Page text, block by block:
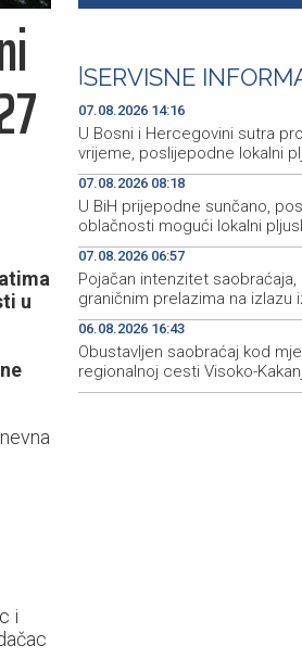
u
i
15:25
Na Sarajevskoj berzi
KM
SERVISNE
07.08.2026 14:16
U Bosni i Hercegovini sutra
vrijeme, poslijepodne lokalni
07.08.2026 08:18
U BiH prijepodne sunčano,
oblačnosti mogući lokalni
07.08.2026 06:57
Pojačan intenzitet
graničnim prelazima na izlazu
06.08.2026 16:43
Obustavljen saobraćaj kod
regionalnoj cesti Visoko-Kakanj